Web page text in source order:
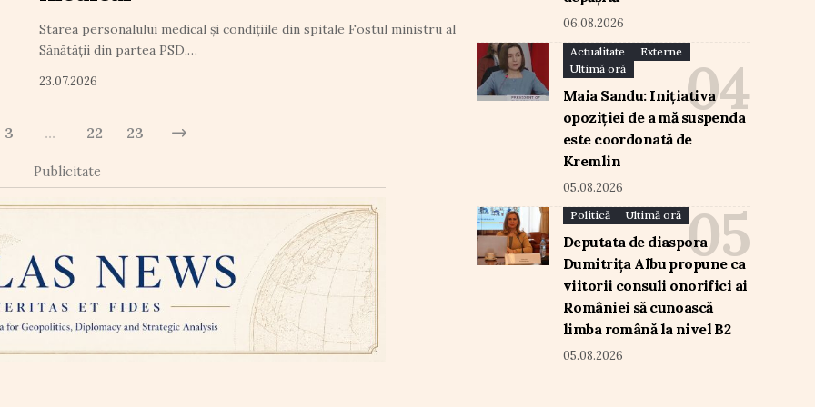
Starea personalului medical și condițiile din spitale Fostul ministru al
Sănătății din partea PSD,…
23.07.2026
3 … 22 23
Publicitate
06.08.2026
Actualitate
Externe
Ultimă oră
Maia Sandu: Inițiativa
opoziției de a mă suspenda
este coordonată de
Kremlin
05.08.2026
Politică Ultimă oră
Deputata de diaspora
Dumitrița Albu propune ca
viitorii consuli onorifici ai
României să cunoască
limba română la nivel B2
05.08.2026